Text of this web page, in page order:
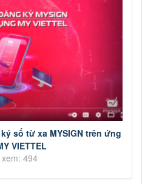
số từ xa MYSIGN trên ứng
VIETTEL
494